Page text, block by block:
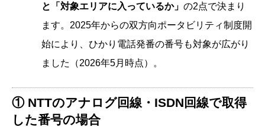
と「対象エリアに入っているか」 の2点で決まり
ます。2025年からの双方向ポータビリティ制度開
始により、ひかり電話発番の番号も対象が広がり
ました（2026年5月時点）。
① NTTのアナログ回線・ISDN回線で取得
した番号の場合